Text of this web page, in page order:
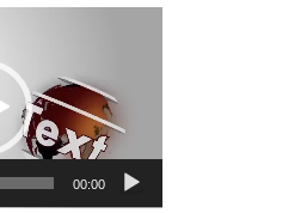
نمایشگر
00:00